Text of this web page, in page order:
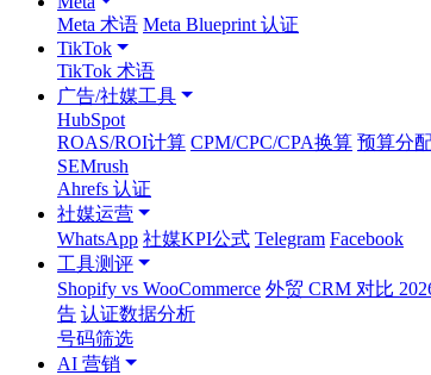
Meta 术语 Meta Blueprint 认证
TikTok
TikTok 术语
广告/社媒工具
HubSpot
ROAS/ROI计算 CPM/CPC/CPA换算 预算分
SEMrush
Ahrefs 认证
社媒运营
WhatsApp 社媒KPI公式 Telegram Facebook
工具测评
Shopify vs WooCommerce 外贸 CRM 对比
告 认证数据分析
号码筛选
AI 营销